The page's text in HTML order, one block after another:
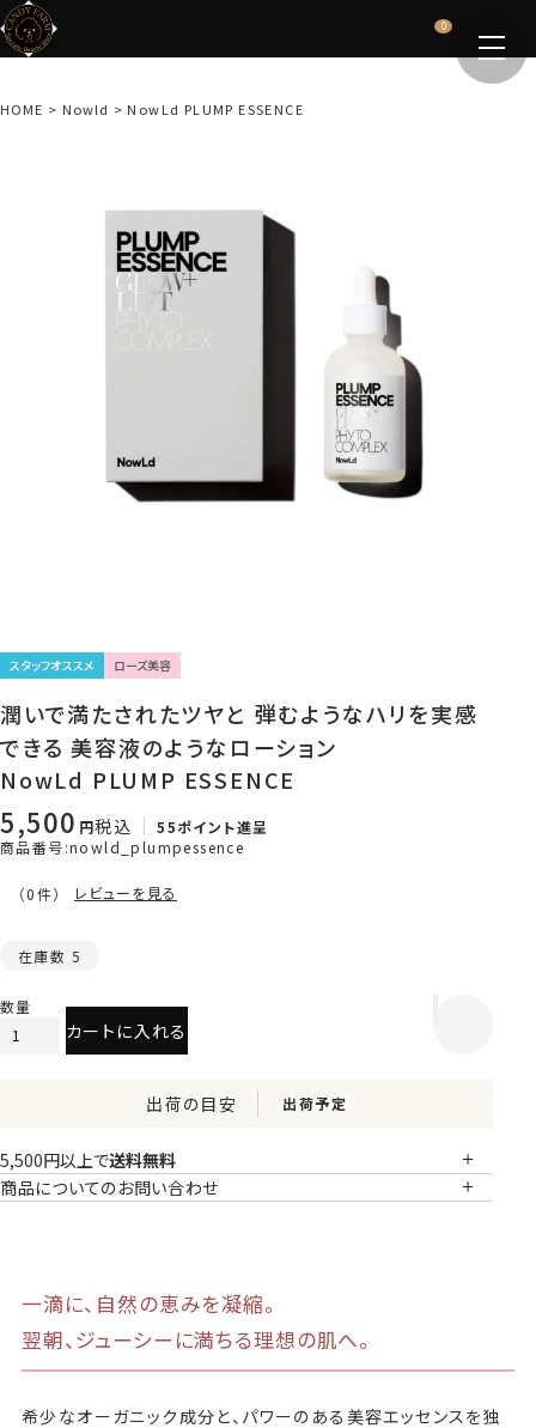
0
HOME Nowld NowLd PLUMP ESSENCE
スタッフオススメ ローズ美容
潤いで満たされたツヤと 弾むようなハリを実感
できる 美容液のようなローション
NowLd PLUMP ESSENCE
5,500 税込 55ポイント進呈
商品番号 nowld_plumpessence
（0件） レビューを見る
在庫数 5
カートに入れる
出荷の目安 出荷予定
5,500円以上で送料無料
商品についてのお問い合わせ
一滴に、自然の恵みを凝縮。
翌朝、ジューシーに満ちる理想の肌へ。
希少なオーガニック成分と、パワーのある美容エッセンスを独